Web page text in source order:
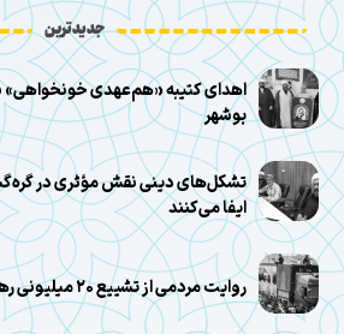
جدیدترین
اهدای کتیبه «هم‌عهدی
بوشهر
تشکل‌های دینی نقش مؤثری در
ایفا می‌کنند
روایت مردمی از تشییع ۲۰ میلیونی رهبر انقلاب